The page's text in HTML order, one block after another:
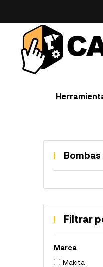
Filtrar
Marca
Makita